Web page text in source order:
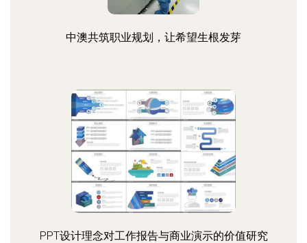
中澳共筑职业规划，让希望生根发芽
PPT设计理念对工作报告与商业演示的价值研究